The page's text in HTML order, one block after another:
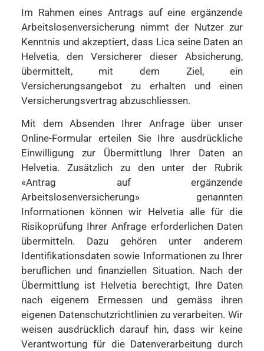
Im Rahmen eines Antrags auf eine ergänzende
Arbeitslosenversicherung nimmt der Nutzer zur
Kenntnis und akzeptiert, dass Lica seine Daten an
Helvetia, den Versicherer dieser Absicherung,
übermittelt, mit dem Ziel, ein
Versicherungsangebot zu erhalten und einen
Versicherungsvertrag abzuschliessen.
Mit dem Absenden Ihrer Anfrage über unser
Online-Formular erteilen Sie Ihre ausdrückliche
Einwilligung zur Übermittlung Ihrer Daten an
Helvetia. Zusätzlich zu den unter der Rubrik
«Antrag auf ergänzende
Arbeitslosenversicherung» genannten
Informationen können wir Helvetia alle für die
Risikoprüfung Ihrer Anfrage erforderlichen Daten
übermitteln. Dazu gehören unter anderem
Identifikationsdaten sowie Informationen zu Ihrer
beruflichen und finanziellen Situation. Nach der
Übermittlung ist Helvetia berechtigt, Ihre Daten
nach eigenem Ermessen und gemäss ihren
eigenen Datenschutzrichtlinien zu verarbeiten. Wir
weisen ausdrücklich darauf hin, dass wir keine
Verantwortung für die Datenverarbeitung durch